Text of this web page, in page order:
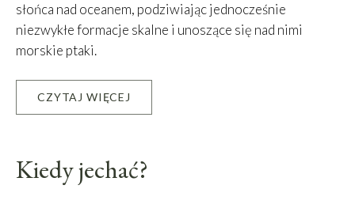
słońca nad oceanem, podziwiając jednocześnie
niezwykłe formacje skalne i unoszące się nad nimi
morskie ptaki.
CZYTAJ WIĘCEJ
−
Kiedy jechać?